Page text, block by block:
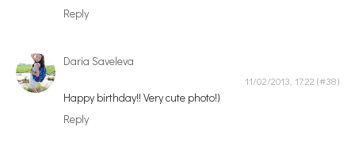
Reply
Daria Saveleva
11/02/2013, 17:22
Happy birthday!! Very cute photo!)
Reply